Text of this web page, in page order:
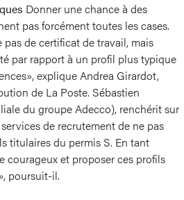
Donner une chance à des
pas forcément toutes les cases.
pas de certificat de travail, mais
par rapport à un profil plus typique
explique Andrea Girardot,
de La Poste. Sébastien
du groupe Adecco), renchérit sur
de recrutement de ne pas
titulaires du permis S. En tant
courageux et proposer ces profils
poursuit-il.